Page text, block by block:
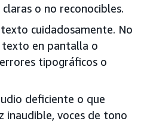
o no reconocibles.
cuidadosamente. No
en pantalla o
tipográficos o
deficiente o que
inaudible, voces de tono